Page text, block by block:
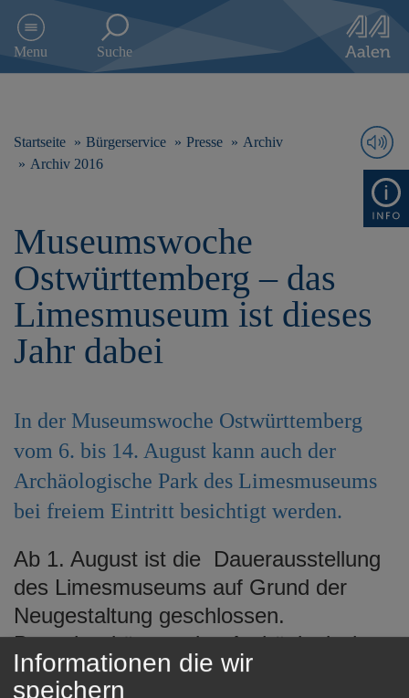
e
Menu Suche
Startseite Bürgerservice Presse
Archiv
Archiv 2016
Museumswoche
Ostwürttemberg – das
Limesmuseum ist dieses
Jahr dabei
In der Museumswoche Ostwürttemberg
vom 6. bis 14. August kann auch der
Archäologische Park des Limesmuseums
bei freiem Eintritt besichtigt werden.
Ab 1. August ist die Dauerausstellung
des Limesmuseums auf Grund der
Neugestaltung geschlossen.
Besucher können den Archäologischen
Park mit der teilrekonstruierten
Informationen die wir
speichern